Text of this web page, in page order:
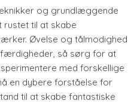
og grundlæggende
til at skabe
Øvelse og tålmodighed
så sørg for at
med forskellige
en dybere forståelse for
til at skabe fantastiske